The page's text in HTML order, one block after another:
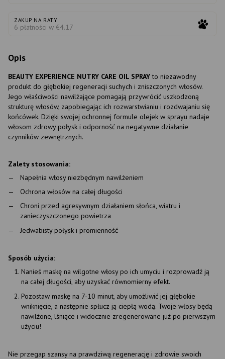
ZAKUP NA RATY
6 płatności w €4.17
Opis
BEAUTY EXPERIENCE NUTRY CARE OIL SPRAYto niezawodny
produkt do głębokiej regeneracji suchych i zniszczonych włosów.
Jego właściwości nawilżające pomagają przywrócić uszkodzoną
strukturę włosów, zapobiegając ich rozwarstwianiu i rozdwajaniu się
końcówek. Dzięki swojej ochronnej formule olejek w sprayu nadaje
włosom zdrowy połysk i odporność na negatywne działanie
czynników zewnętrznych.
Zalety stosowania:
Napełnia włosy niezbędnym nawilżeniem
Ochrona włosów na całej długości
Chroni przed agresywnym działaniem słońca, wiatru i
zanieczyszczonego powietrza
Jedwabisty połysk i promienność
Sposób użycia:
Nanieś maskę na wilgotne włosy po ich umyciu i rozprowadź ją
na całej długości, aby uzyskać równomierny efekt.
Pozostaw maskę na 7-10 minut, aby umożliwić jej głębokie
wniknięcie, a następnie spłucz ją ciepłą wodą. Twoje włosy będą
nawilżone, lśniące i widocznie zregenerowane już po pierwszym
użyciu!
Nie przegap szansy na prawdziwą regenerację i zdrowie swoich